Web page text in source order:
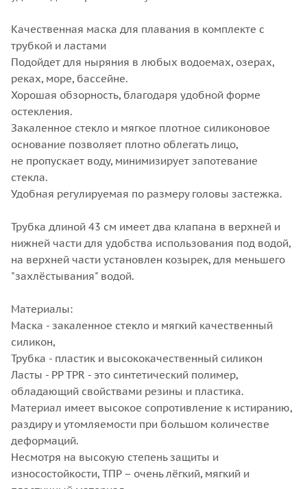
Качественная маска для плавания в комплекте с
трубкой и ластами
Подойдет для ныряния в любых водоемах, озерах,
реках, море, бассейне.
Хорошая обзорность, благодаря удобной форме
остекления.
Закаленное стекло и мягкое плотное силиконовое
основание позволяет плотно облегать лицо,
не пропускает воду, минимизирует запотевание
стекла.
Удобная регулируемая по размеру головы застежка.
Трубка длиной 43 см имеет два клапана в верхней и
нижней части для удобства использования под водой,
на верхней части установлен козырек, для меньшего
"захлёстывания" водой.
Материалы:
Маска - закаленное стекло и мягкий качественный
силикон,
Трубка - пластик и высококачественный силикон
Ласты - PP TPR - это синтетический полимер,
обладающий свойствами резины и пластика.
Материал имеет высокое сопротивление к истиранию,
раздиру и утомляемости при большом количестве
деформаций.
Несмотря на высокую степень защиты и
износостойкости, ТПР – очень лёгкий, мягкий и